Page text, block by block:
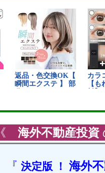
《 海外不動産投資
『 決定版 ！ 海外